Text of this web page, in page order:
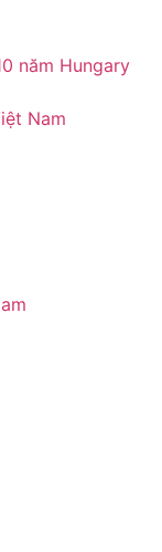
năm Hungary
Nam